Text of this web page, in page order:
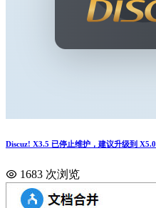
Discuz! X3.5 已停止维护，建议升级到 X5.0
1683 次浏览